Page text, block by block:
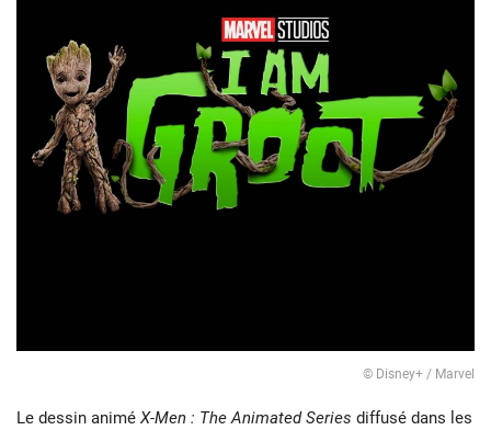
© Disney+ / Marvel
Le dessin animé X-Men : The Animated Series diffusé dans les